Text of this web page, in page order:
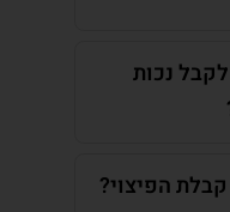
נכות
הפיצוי?